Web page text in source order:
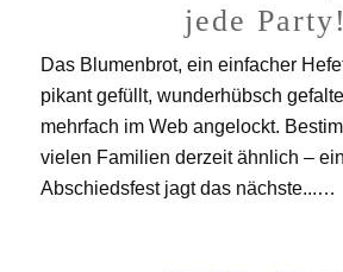
jede Party!
Das Blumenbrot, ein einfacher
pikant gefüllt, wunderhübsch
mehrfach im Web angelockt.
vielen Familien derzeit ähnlich –
Abschiedsfest jagt das nächste...…